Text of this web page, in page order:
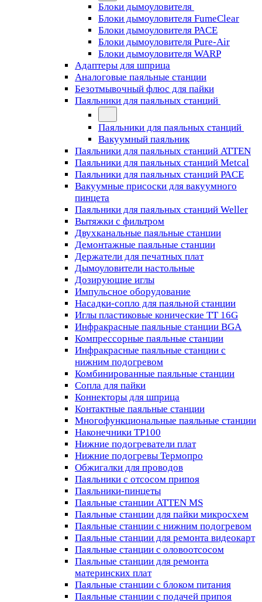
Блоки дымоуловителя
Блоки дымоуловителя FumeClear
Блоки дымоуловителя PACE
Блоки дымоуловителя Pure-Air
Блоки дымоуловителя WARP
Адаптеры для шприца
Аналоговые паяльные станции
Безотмывочный флюс для пайки
Паяльники для паяльных станций
Паяльники для паяльных станций
Вакуумный паяльник
Паяльники для паяльных станций ATTEN
Паяльники для паяльных станций Metcal
Паяльники для паяльных станций PACE
Вакуумные присоски для вакуумного
пинцета
Паяльники для паяльных станций Weller
Вытяжки с фильтром
Двухканальные паяльные станции
Демонтажные паяльные станции
Держатели для печатных плат
Дымоуловители настольные
Дозирующие иглы
Импульсное оборудование
Насадки-сопло для паяльной станции
Иглы пластиковые конические TT 16G
Инфракрасные паяльные станции BGA
Компрессорные паяльные станции
Инфракрасные паяльные станции с
нижним подогревом
Комбинированные паяльные станции
Сопла для пайки
Коннекторы для шприца
Контактные паяльные станции
Многофункциональные паяльные станции
Наконечники TP100
Нижние подогреватели плат
Нижние подогревы Термопро
Обжигалки для проводов
Паяльники с отсосом припоя
Паяльники-пинцеты
Паяльные станции ATTEN MS
Паяльные станции для пайки микросхем
Паяльные станции с нижним подогревом
Паяльные станции для ремонта видеокарт
Паяльные станции с оловоотсосом
Паяльные станции для ремонта
материнских плат
Паяльные станции с блоком питания
Паяльные станции с подачей припоя